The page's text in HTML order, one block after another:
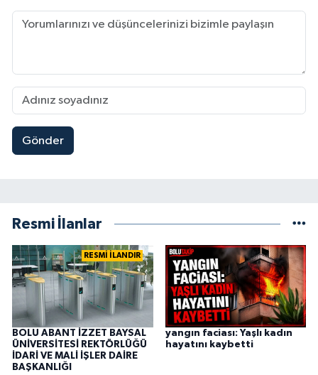
Gönder
Resmi İlanlar
RESMİ İLANDIR
BOLU ABANT İZZET BAYSAL
ÜNİVERSİTESİ REKTÖRLÜĞÜ
İDARİ VE MALİ İŞLER DAİRE
BAŞKANLIĞI
yangın faciası: Yaşlı kadın
hayatını kaybetti